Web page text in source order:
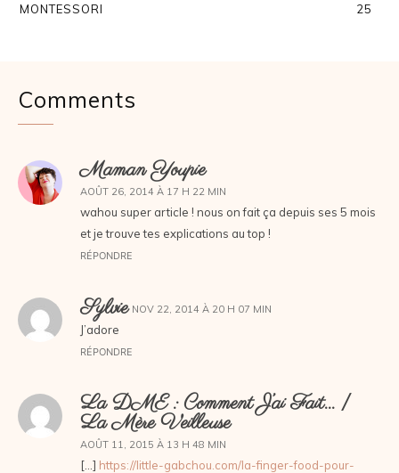
MONTESSORI
25
Comments
Maman Youpie
AOÛT 26, 2014 À 17 H 22 MIN
wahou super article ! nous on fait ça depuis ses 5 mois
et je trouve tes explications au top !
RÉPONDRE
Sylvie NOV 22, 2014 À 20 H 07 MIN
J’adore
RÉPONDRE
La DME : Comment J’ai Fait… |
La Mère Veilleuse
AOÛT 11, 2015 À 13 H 48 MIN
[…] https://little-gabchou.com/la-finger-food-pour-